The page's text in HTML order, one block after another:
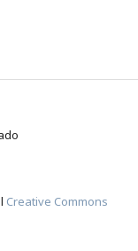
Creative Commons